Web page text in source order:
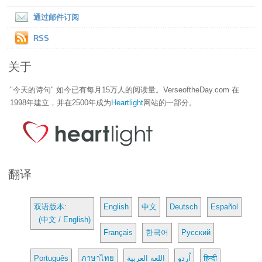
通过邮件订阅
RSS
关于
"今天的诗句" 如今已有每月15万人的阅读量。VerseoftheDay.com 在
1998年建立，并在2500年成为 Heartlight网站的一部分。
翻译
双语版本:
(中文 / English)
English 中文 Deutsch Español
Français 한국어 Русский
Português ภาษาไทย اللغة العربية اُردو हिन्दी